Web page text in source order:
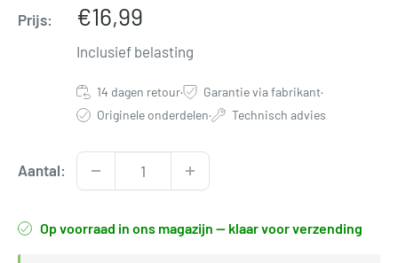
Prijs: Verkoopprijs
€16,99
Inclusief belasting
14 dagen retour· Garantie via fabrikant·
Originele onderdelen· Technisch advies
Aantal:
Op voorraad in ons magazijn — klaar voor verzending